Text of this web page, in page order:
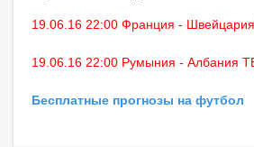
19.06.16 22:00 Франция -
19.06.16 22:00 Румыния - Албания
Бесплатные прогнозы на футбол